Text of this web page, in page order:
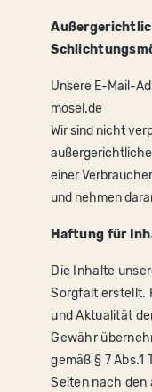
Unsere E-Mail-
mosel.de
Wir sind nicht
einer
und nehmen
Haftung für
Die Inhalte
Sorgfalt erstellt.
und Aktualität
Gewähr
gemäß § 7
Seiten nach den